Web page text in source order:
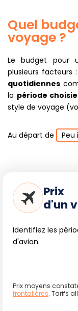
Quel
voyage ?
Le budget pour
plusieurs facteurs
quotidiennes
la période choisie
style de voyage
Au départ de Peu
Prix
d'un
Identifiez les
d'avion.
Prix moyens
frontalières. Tarifs